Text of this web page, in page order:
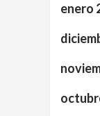
enero